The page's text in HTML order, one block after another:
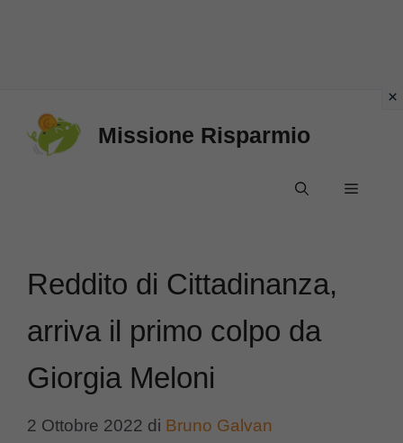
Missione Risparmio
Menu
Reddito di Cittadinanza,
arriva il primo colpo da
Giorgia Meloni
2 Ottobre 2022 di Bruno Galvan